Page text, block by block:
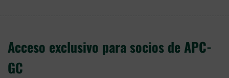
Acceso exclusivo para socios de APC-
GC